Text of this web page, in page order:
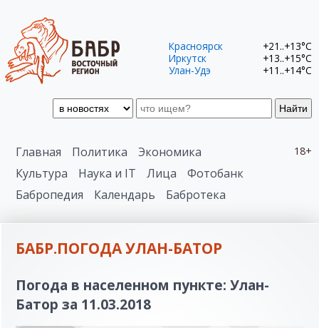
Найти
Красноярск
+21..+13°C
Иркутск
+13..+15°C
Улан-Удэ
+11..+14°C
18+
Главная Политика
Экономика
Культура
Наука и IT Лица
Фотобанк
Бабропедия
Календарь Бабротека
БАБР.ПОГОДА УЛАН-БАТОР
Погода в населенном пункте: Улан-
Батор за 11.03.2018